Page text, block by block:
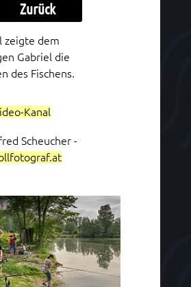
Zurück
zeigte dem
Gabriel die
des Fischens.
Kanal
Scheucher -
konnte nicht geladen
werden.
blockiert durch
oder Virenschutz.